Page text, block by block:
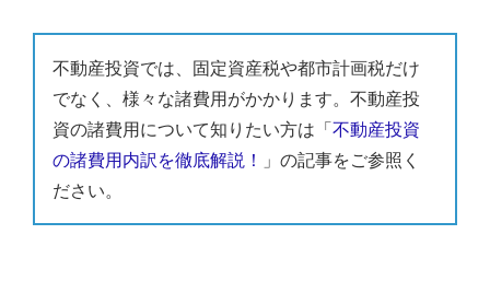
不動産投資では、固定資産税や都市計画税だけ
でなく、様々な諸費用がかかります。不動産投
資の諸費用について知りたい方は「不動産投資
の諸費用内訳を徹底解説！
」の記事をご参照く
ださい。